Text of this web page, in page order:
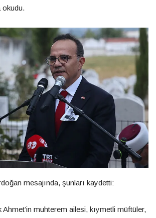
okudu.
mesajında, şunları kaydetti:
Ahmet’in muhterem ailesi, kıymetli müftüler,